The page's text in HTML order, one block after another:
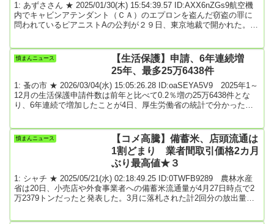
1: あずささん ★ 2025/01/30(木) 15:54:39.57 ID:AXX6nZGs9航空機
内でキャビンアテンダント（ＣＡ）のエプロンを盗んだ窃盗の罪に
問われているピアニストAの公判が２９日、東京地裁で開かれた。A
〝エプロン愛〟を語った。起訴状などによるとA被告は昨年４月、航
空機内のギャレー（調理室）からＣＡのエプロンを盗んだ疑いが持
たれている。A被告は起訴内容を認...
憤まんニュース
【生活保護】申請、6年連続増
25年、最多25万6438件
1: 蚤の市 ★ 2026/03/04(水) 15:05:26.28 ID:oaSEYA5V9 2025年1～
12月の生活保護申請件数は前年と比べて0.2％増の25万6438件とな
り、6年連続で増加したことが4日、厚生労働省の統計で分かった。
（25年3月までは確定値、4月以降は速報値）に基づき、共同通信が
年間の申請件数を集計した。25年12月の生活保護申請件数は1万8586
憤まんニュース
【コメ高騰】備蓄米、店頭流通は
1割どまり 業者間取引価格2カ月
ぶり最高値★３
1: シャチ ★ 2025/05/21(水) 02:18:49.25 ID:0TWFB9289 農林水産
省は20日、小売店や外食事業者への備蓄米流通量が4月27日時点で2
万2379トンだったと発表した。3月に落札された計2回分の放出量の